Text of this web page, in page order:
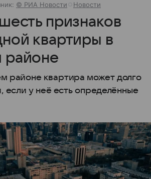
© РИА Новости Новости
признаков
квартиры в
районе квартира может долго
если у неё есть определённые